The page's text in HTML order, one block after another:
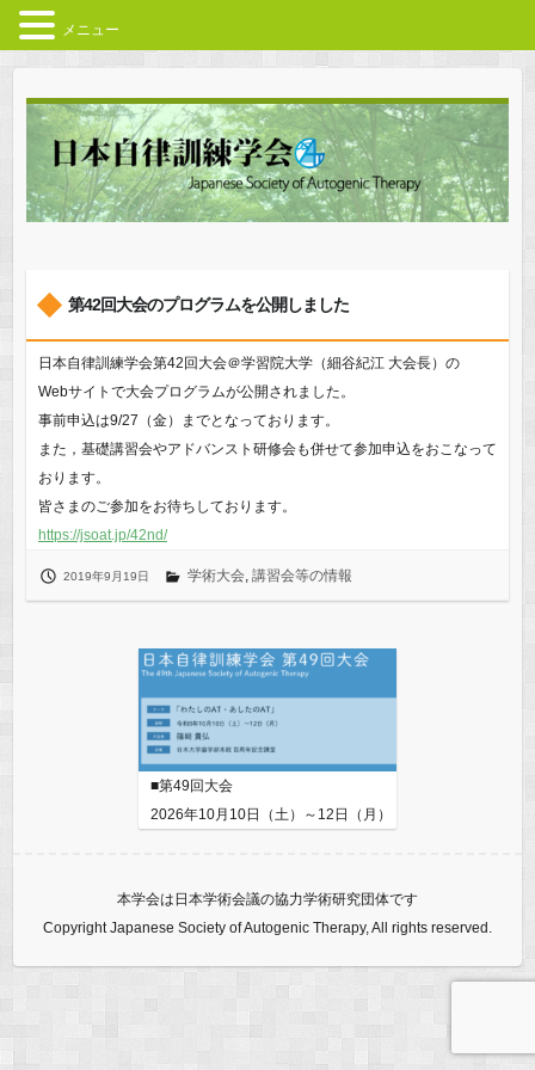
第42回大会のプログラムを公開しました
日本自律訓練学会第42回大会＠学習院大学（細谷紀江 大会長）の
Webサイトで大会プログラムが公開されました。
事前申込は9/27（金）までとなっております。
また，基礎講習会やアドバンスト研修会も併せて参加申込をおこなって
おります。
皆さまのご参加をお待ちしております。
https://jsoat.jp/42nd/
2019年9月19日 学術大会, 講習会等の情報
■第49回大会
2026年10月10日（土）～12日（月）
本学会は日本学術会議の協力学術研究団体です
Copyright Japanese Society of Autogenic Therapy, All rights reserved.
メニュー